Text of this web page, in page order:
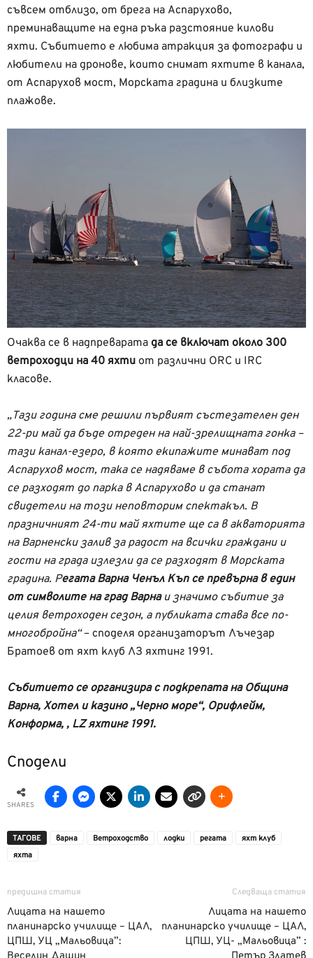
съвсем отблизо, от брега на Аспарухово,
преминаващите на една ръка разстояние килови
яхти. Събитието е любима атракция за фотографи и
любители на дронове, които снимат яхтите в канала,
от Аспарухов мост, Морската градина и близките
плажове.
Очаква се в надпреварата да се включат около 300
ветроходци на 40 яхти от различни ORC и IRC
класове.
„Тази година сме решили първият състезателен ден
22-ри май да бъде отреден на най-зрелищната гонка –
тази канал-езеро, в която екипажите минават под
Аспарухов мост, така се надяваме в събота хората да
се разходят до парка в Аспарухово и да станат
свидетели на този неповторим спектакъл. В
празничният 24-ти май яхтите ще са в акваторията
на Варненски залив за радост на всички граждани и
гости на града излезли да се разходят в Морската
градина. Регата Варна Ченъл Къп се превърна в един
от символите на град Варнаи значимо събитие за
целия ветроходен сезон, a публиката става все по-
многобройна“– споделя организаторът Лъчезар
Братоев от яхт клуб ЛЗ яхтинг 1991.
Събитието се организира с подкрепата на Община
Варна, Хотел и казино „Черно море“, Орифлейм,
Конформа, , LZ яхтинг 1991.
Сподели
SHARES
ТАГОВЕ варна Ветроходство лодки регата
яхт клуб
яхта
предишна статия
Лицата на нашето
планинарско училище – ЦАЛ,
ЦПШ, УЦ „Мальовица”:
Следваща статия
Лицата на нашето
планинарско училище – ЦАЛ,
ЦПШ, УЦ- „Мальовица” :